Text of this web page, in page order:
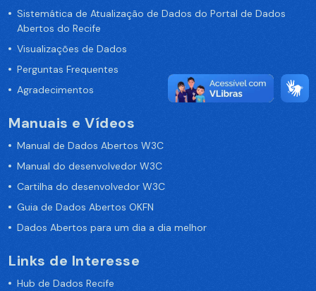
Sistemática de Atualização de Dados do Portal de Dados
Abertos do Recife
Visualizações de Dados
Perguntas Frequentes
Agradecimentos
Manuais e Vídeos
Manual de Dados Abertos W3C
Manual do desenvolvedor W3C
Cartilha do desenvolvedor W3C
Guia de Dados Abertos OKFN
Dados Abertos para um dia a dia melhor
Links de Interesse
Hub de Dados Recife